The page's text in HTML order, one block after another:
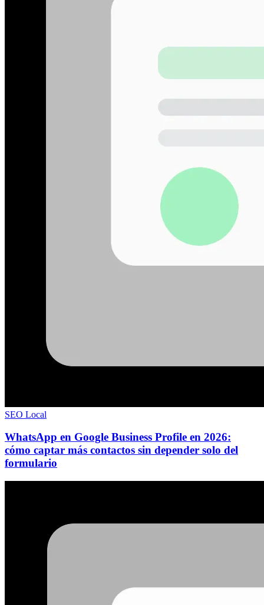
SEO Local
WhatsApp en Google Business Profile en 2026:
cómo captar más contactos sin depender solo del
formulario